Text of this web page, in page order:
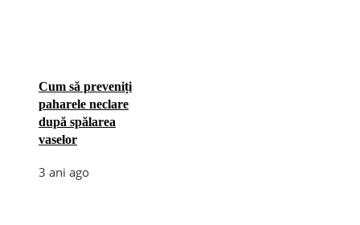
Cum să preveniți
paharele neclare
după spălarea
vaselor
3 ani ago